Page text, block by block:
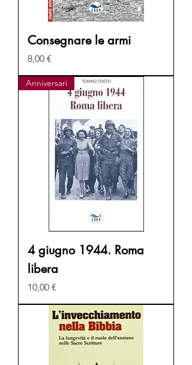
Consegnare le armi
Prezzo
8,00 €
Anniversari
4 giugno 1944. Roma
libera
Prezzo
10,00 €